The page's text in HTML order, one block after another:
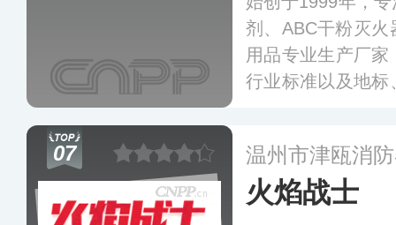
剂、ABC干粉灭
用品专业生产厂
行业标准以及地
为企业、家庭提
多
07 温州市津瓯消
火焰战士